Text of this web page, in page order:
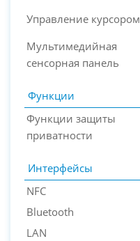
Управление курсором
Мультимедийная
сенсорная панель
Функции
Функции защиты
приватности
Интерфейсы
NFC
Bluetooth
LAN